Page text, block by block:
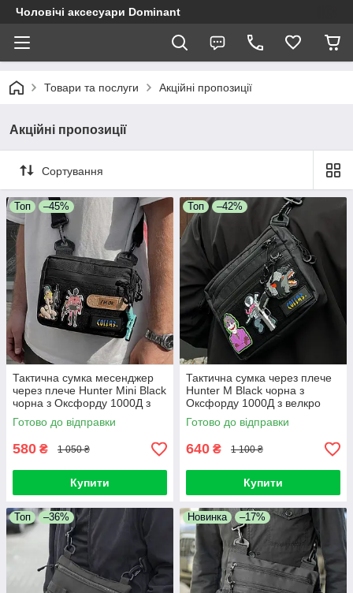
Чоловічі аксесуари Dominant
Товари та послуги Акційні пропозиції
Акційні пропозиції
Сортування
Топ –45%
Тактична сумка месенджер
через плече Hunter Mini Black
чорна з Оксфорду 1000Д з
велкро панеллю для патчів
барсетка
Готово до відправки
580 ₴ 1 050 ₴
Купити
Топ –42%
Тактична сумка через плече
Hunter M Black чорна з
Оксфорду 1000Д з велкро
панеллю для патчів
месенджер барсетка
Готово до відправки
640 ₴ 1 100 ₴
Купити
Топ –36% Новинка –17%